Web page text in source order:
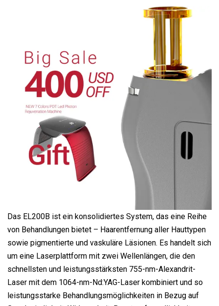
Das EL200B ist ein konsolidiertes System, das eine Reihe
von Behandlungen bietet – Haarentfernung aller Hauttypen
sowie pigmentierte und vaskuläre Läsionen. Es handelt sich
um eine Laserplattform mit zwei Wellenlängen, die den
schnellsten und leistungsstärksten 755-nm-Alexandrit-
Laser mit dem 1064-nm-Nd:YAG-Laser kombiniert und so
leistungsstarke Behandlungsmöglichkeiten in Bezug auf